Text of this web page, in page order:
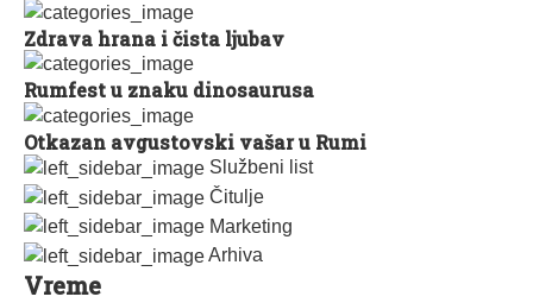
Službeni list
Čitulje
Marketing
Arhiva
Vreme
Zdrava hrana i čista ljubav
Rumfest u znaku dinosaurusa
Otkazan avgustovski vašar u Rumi